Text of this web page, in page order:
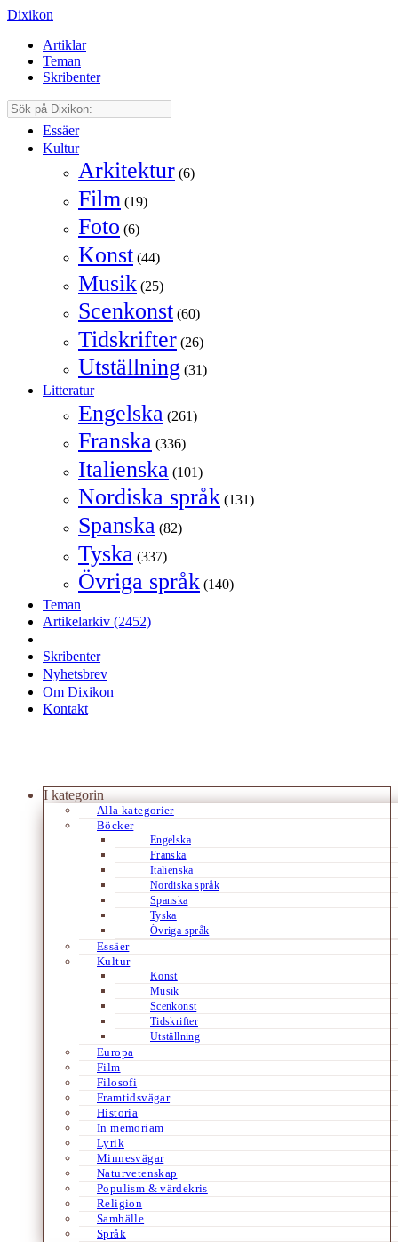
Dixikon
Artiklar
Teman
Skribenter
Essäer
Kultur
Arkitektur (6)
Film (19)
Foto (6)
Konst (44)
Musik (25)
Scenkonst (60)
Tidskrifter (26)
Utställning (31)
Litteratur
Engelska (261)
Franska (336)
Italienska (101)
Nordiska språk (131)
Spanska (82)
Tyska (337)
Övriga språk (140)
Teman
Artikelarkiv (2452)
Skribenter
Nyhetsbrev
Om Dixikon
Kontakt
I kategorin
Alla kategorier
Böcker
Engelska
Franska
Italienska
Nordiska språk
Spanska
Tyska
Övriga språk
Essäer
Kultur
Konst
Musik
Scenkonst
Tidskrifter
Utställning
Europa
Film
Filosofi
Framtidsvägar
Historia
In memoriam
Lyrik
Minnesvägar
Naturvetenskap
Populism & värdekris
Religion
Samhälle
Språk